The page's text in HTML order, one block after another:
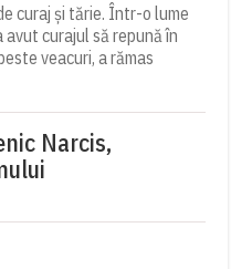
curaj și tărie. Într-o lume
curajul să repună în
veacuri, a rămas
Narcis,